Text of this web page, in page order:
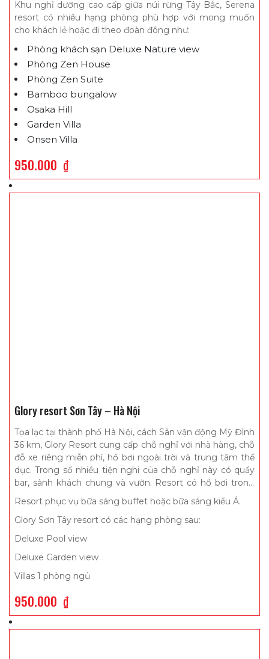
Khu nghỉ dưỡng cao cấp giữa núi rừng Tây Bắc, Serena
resort có nhiều hạng phòng phù hợp với mong muốn
cho khách lẻ hoặc đi theo đoàn đông như:
Phòng khách sạn Deluxe Nature view
Phòng Zen House
Phòng Zen Suite
Bamboo bungalow
Osaka Hill
Garden Villa
Onsen Villa
950.000 ₫
Glory resort Sơn Tây – Hà Nội
Tọa lạc tại thành phố Hà Nội, cách Sân vận động Mỹ Đình
36 km, Glory Resort cung cấp chỗ nghỉ với nhà hàng, chỗ
đỗ xe riêng miễn phí, hồ bơi ngoài trời và trung tâm thể
dục. Trong số nhiều tiện nghi của chỗ nghỉ này có quầy
bar, sảnh khách chung và vườn. Resort có hồ bơi trong
nhà, lễ tân 24 giờ và WiFi miễn phí trong toàn bộ khuôn
viên.
Resort phục vụ bữa sáng buffet hoặc bữa sáng kiểu Á.
Glory Sơn Tây resort có các hạng phòng sau:
Deluxe Pool view
Deluxe Garden view
Villas 1 phòng ngủ
950.000 ₫